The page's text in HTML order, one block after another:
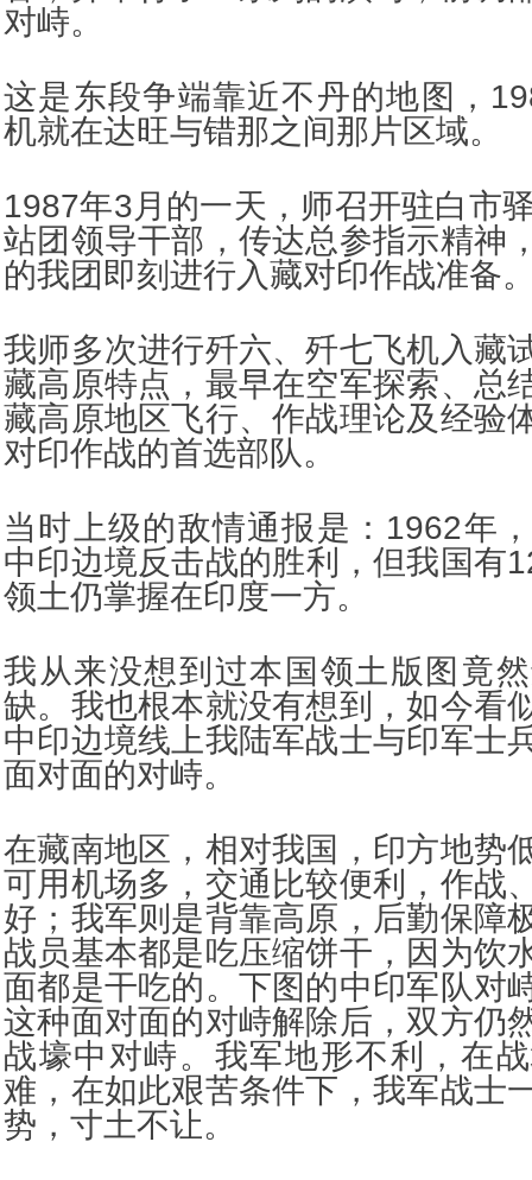
对峙。
这是东段争端靠近不丹的地图，
机就在达旺与错那之间那片区域。
1987年3月的一天，师召开驻白市
站团领导干部，传达总参指示精神
的我团即刻进行入藏对印作战准备
我师多次进行歼六、歼七飞机入藏
藏高原特点，最早在空军探索、总
藏高原地区飞行、作战理论及经验
对印作战的首选部队。
当时上级的敌情通报是：1962年
中印边境反击战的胜利，但我国有
领土仍掌握在印度一方。
我从来没想到过本国领土版图竟
缺。我也根本就没有想到，如今看
中印边境线上我陆军战士与印军士
面对面的对峙。
在藏南地区，相对我国，印方地势
可用机场多，交通比较便利，作战
好；我军则是背靠高原，后勤保障
战员基本都是吃压缩饼干，因为饮
面都是干吃的。下图的中印军队对
这种面对面的对峙解除后，双方仍
战壕中对峙。我军地形不利，在
难，在如此艰苦条件下，我军战士
势，寸土不让。